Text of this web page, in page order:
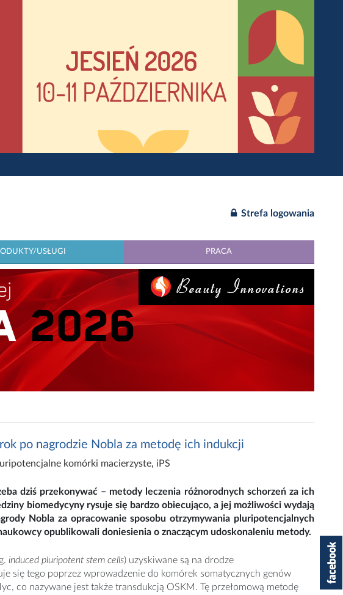
Strefa logowania
USŁUGI PRACA
po nagrodzie Nobla za metodę ich indukcji
komórki macierzyste, iPS
dziś przekonywać – metody leczenia różnorodnych schorzeń za ich
biomedycyny rysuje się bardzo obiecująco, a jej możliwości wydają
Nobla za opracowanie sposobu otrzymywania pluripotencjalnych
opublikowali doniesienia o znaczącym udoskonaleniu metody.
induced pluripotent stem cells) uzyskiwane są na drodze
się tego poprzez wprowadzenie do komórek somatycznych genów
co nazywane jest także transdukcją OSKM. Tę przełomową metodę